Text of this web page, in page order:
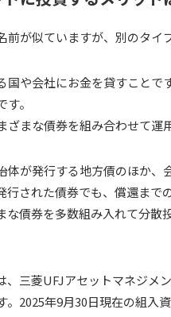
前が似ていますが、別のタイ
国や会社にお金を貸すことで
。
まな債券を組み合わせて運
体が発行する地方債のほか
行された債券でも、償還ま
な債券を多数組み入れて分
、三菱UFJアセットマネジメ
2025年9月30日現在の組入